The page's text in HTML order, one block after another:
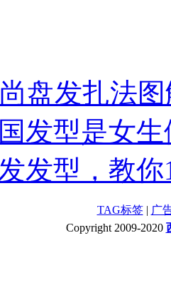
盘发扎法
发型是女
发型，教
TAG标签 | 广
Copyright 2009-2020